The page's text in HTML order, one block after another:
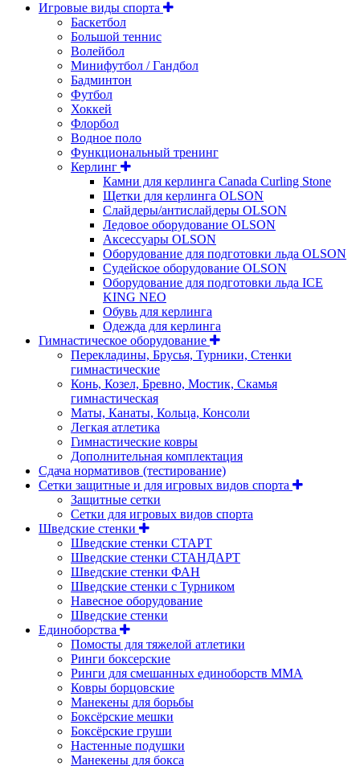
Игровые виды спорта
Баскетбол
Большой теннис
Волейбол
Минифутбол / Гандбол
Бадминтон
Футбол
Хоккей
Флорбол
Водное поло
Функциональный тренинг
Керлинг
Камни для керлинга Canada Curling Stone
Щетки для керлинга OLSON
Слайдеры/антислайдеры OLSON
Ледовое оборудование OLSON
Аксессуары OLSON
Оборудование для подготовки льда OLSON
Судейское оборудование OLSON
Оборудование для подготовки льда ICE
KING NEO
Обувь для керлинга
Одежда для керлинга
Гимнастическое оборудование
Перекладины, Брусья, Турники, Стенки
гимнастические
Конь, Козел, Бревно, Мостик, Скамья
гимнастическая
Маты, Канаты, Кольца, Консоли
Легкая атлетика
Гимнастические ковры
Дополнительная комплектация
Сдача нормативов (тестирование)
Сетки защитные и для игровых видов спорта
Защитные сетки
Сетки для игровых видов спорта
Шведские стенки
Шведские стенки СТАРТ
Шведские стенки СТАНДАРТ
Шведские стенки ФАН
Шведские стенки с Турником
Навесное оборудование
Шведские стенки
Единоборства
Помосты для тяжелой атлетики
Ринги боксерские
Ринги для смешанных единоборств ММА
Ковры борцовские
Манекены для борьбы
Боксёрские мешки
Боксёрские груши
Настенные подушки
Манекены для бокса